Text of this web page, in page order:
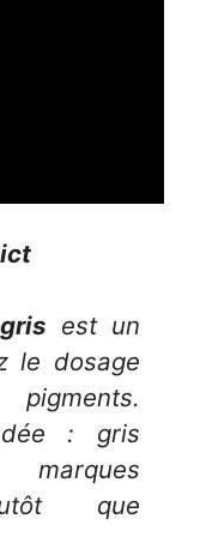
gris est un
le dosage
: gris
que